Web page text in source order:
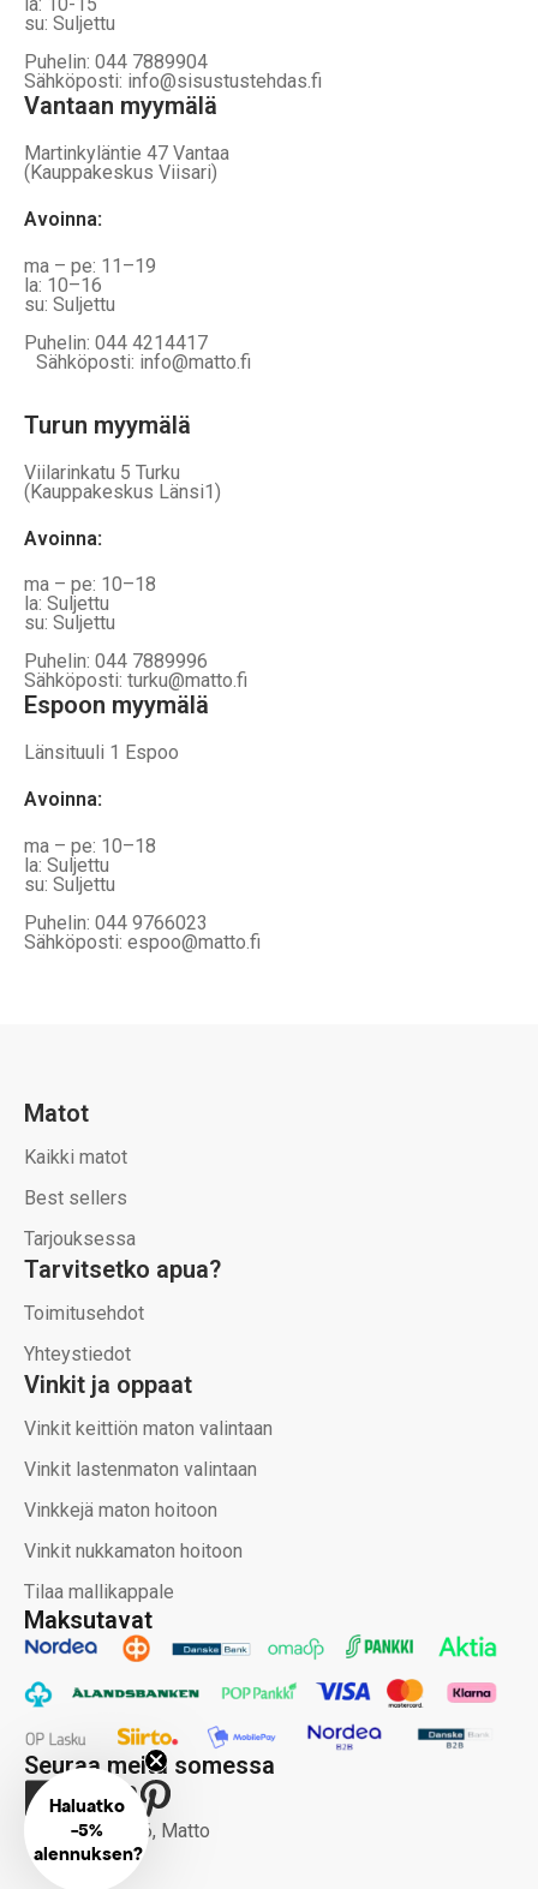
su: Suljettu
Puhelin: 044 7889904
Sähköposti: info@sisustustehdas.fi
Vantaan myymälä
Martinkyläntie 47 Vantaa
(Kauppakeskus Viisari)
Avoinna:
ma – pe: 11–19
la: 10–16
su: Suljettu
Puhelin: 044 4214417
Sähköposti: info@matto.fi
Turun myymälä
Viilarinkatu 5 Turku
(Kauppakeskus Länsi1)
Avoinna:
ma – pe: 10–18
la: Suljettu
su: Suljettu
Puhelin: 044 7889996
Sähköposti: turku@matto.fi
Espoon myymälä
Länsituuli 1 Espoo
Avoinna:
ma – pe: 10–18
la: Suljettu
su: Suljettu
Puhelin: 044 9766023
Sähköposti: espoo@matto.fi
Maksutavat
Seuraa meitä somessa
Copyright 2026, Matto
Matot
Kaikki matot
Best sellers
Tarjouksessa
Tarvitsetko apua?
Toimitusehdot
Yhteystiedot
Vinkit ja oppaat
Vinkit keittiön maton valintaan
Vinkit lastenmaton valintaan
Vinkkejä maton hoitoon
Vinkit nukkamaton hoitoon
Tilaa mallikappale
Haluatko
-5%
alennuksen?